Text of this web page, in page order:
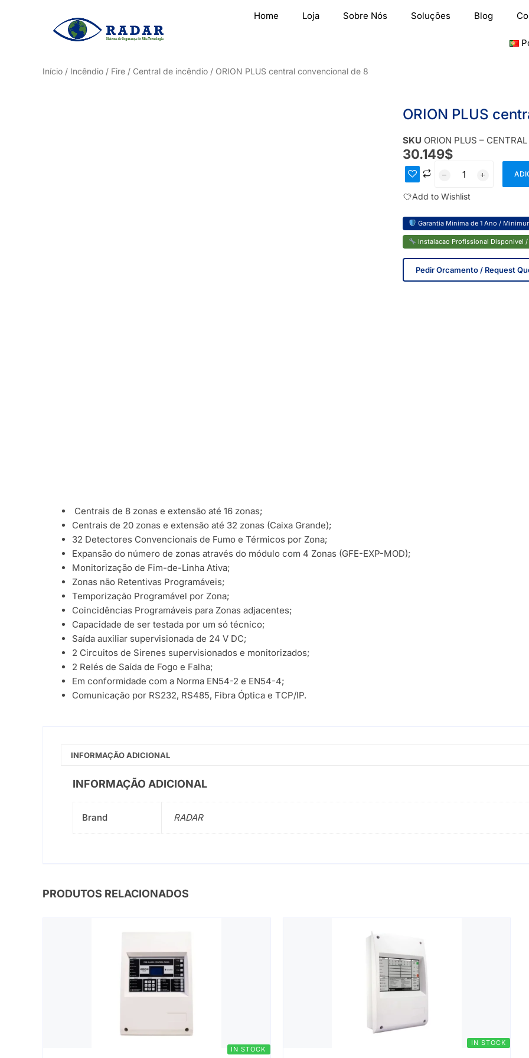
Home Loja Sobre Nós Soluções Blog
Início / Incêndio / Fire / Central de incêndio / ORION PLUS central convencional de 8
ORION PLUS
SKU ORION PLUS –
30.149$
Add to Wishlist
Garantia Minima de 1 Ano /
Instalacao Profissional Disponivel
Pedir Orcamento / Request
Centrais de 8 zonas e extensão até 16 zonas;
Centrais de 20 zonas e extensão até 32 zonas (Caixa Grande);
32 Detectores Convencionais de Fumo e Térmicos por Zona;
Expansão do número de zonas através do módulo com 4 Zonas (GFE-EXP-MOD);
Monitorização de Fim-de-Linha Ativa;
Zonas não Retentivas Programáveis;
Temporização Programável por Zona;
Coincidências Programáveis para Zonas adjacentes;
Capacidade de ser testada por um só técnico;
Saída auxiliar supervisionada de 24 V DC;
2 Circuitos de Sirenes supervisionados e monitorizados;
2 Relés de Saída de Fogo e Falha;
Em conformidade com a Norma EN54-2 e EN54-4;
Comunicação por RS232, RS485, Fibra Óptica e TCP/IP.
INFORMAÇÃO ADICIONAL
INFORMAÇÃO ADICIONAL
Brand RADAR
PRODUTOS RELACIONADOS
IN STOCK
IN STOCK